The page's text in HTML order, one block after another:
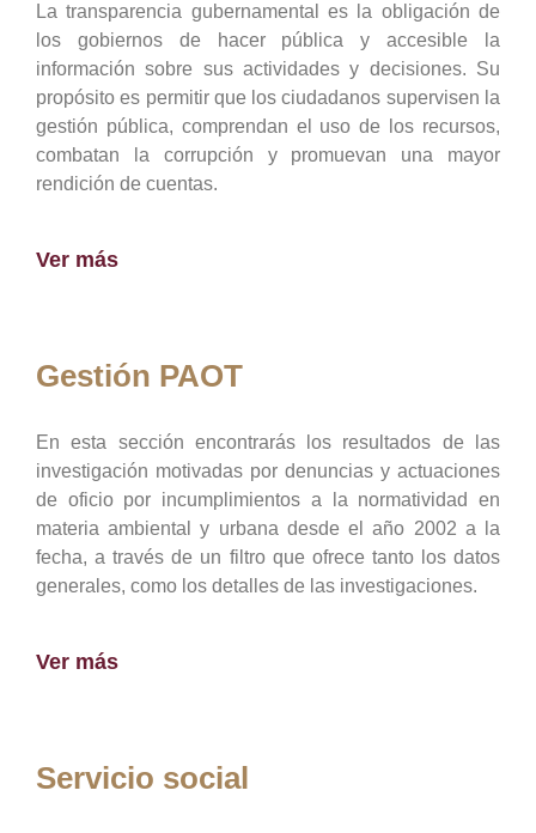
La transparencia gubernamental es la obligación de
los gobiernos de hacer pública y accesible la
información sobre sus actividades y decisiones. Su
propósito es permitir que los ciudadanos supervisen la
gestión pública, comprendan el uso de los recursos,
combatan la corrupción y promuevan una mayor
rendición de cuentas.
Ver más
Gestión PAOT
En esta sección encontrarás los resultados de las
investigación motivadas por denuncias y actuaciones
de oficio por incumplimientos a la normatividad en
materia ambiental y urbana desde el año 2002 a la
fecha, a través de un filtro que ofrece tanto los datos
generales, como los detalles de las investigaciones.
Ver más
Servicio social